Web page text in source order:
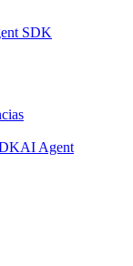
SDK
AI Agent